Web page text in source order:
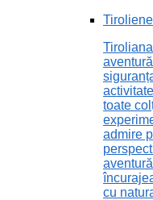
Tiroliene
toate
admire
cu